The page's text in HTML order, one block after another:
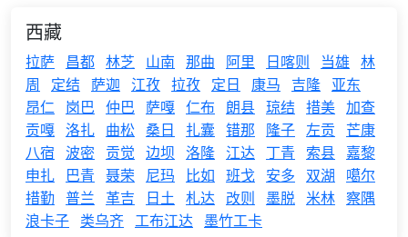
西藏
拉萨 昌都 林芝 山南 那曲 阿里 日喀则 当雄 林
周
定结 萨迦 江孜 拉孜 定日 康马 吉隆 亚东
昂仁 岗巴 仲巴 萨嘎 仁布 朗县 琼结 措美 加查
贡嘎 洛扎 曲松 桑日 扎囊 错那 隆子 左贡 芒康
八宿 波密 贡觉 边坝 洛隆 江达 丁青 索县 嘉黎
申扎
巴青 聂荣 尼玛 比如 班戈 安多 双湖
噶尔
措勤 普兰 革吉 日土 札达 改则 墨脱 米林 察隅
浪卡子 类乌齐 工布江达 墨竹工卡